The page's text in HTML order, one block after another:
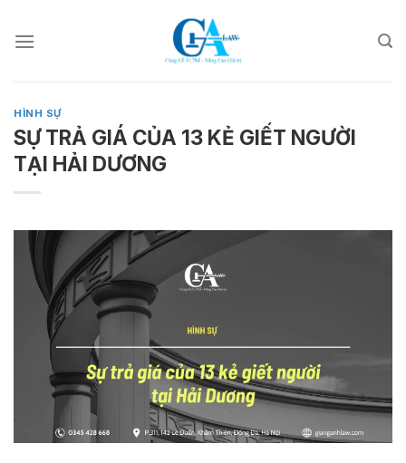
HÌNH SỰ
SỰ TRẢ GIÁ CỦA 13 KẺ GIẾT NGƯỜI
TẠI HẢI DƯƠNG